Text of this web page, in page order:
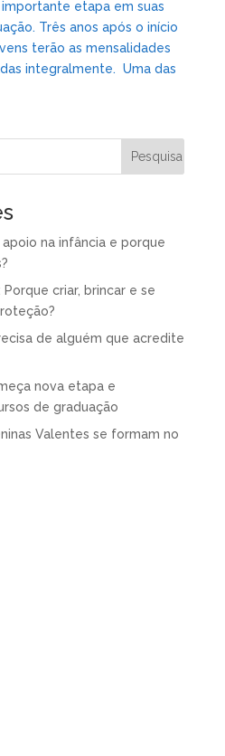
etapa em suas
Três anos após o início
terão as mensalidades
integralmente. Uma das
na infância e porque
criar, brincar e se
de alguém que acredite
nova etapa e
de graduação
Valentes se formam no